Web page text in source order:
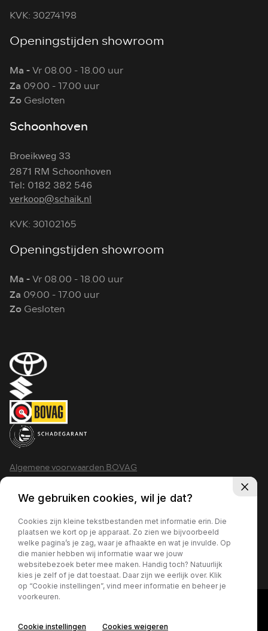
KVK: 30274198
Openingstijden showroom
Ma -Vr 08.00 - 18.00 uur
Za 09.00 - 17.00 uur
Zo Gesloten
Schoonhoven
Broeikweg 33
2871 RM Schoonhoven
Tel: 0182 382 546
verkoop@schaik.nl
KVK: 30102165
Openingstijden showroom
Ma -Vr 08.00 - 18.00 uur
Za 09.00 - 17.00 uur
Zo Gesloten
Algemene voorwaarden BOVAG
2026 - Krimpen aan den IJssel
We gebruiken cookies, wil je dat?
Cookies zijn kleine tekstbestanden met informatie erin. Die
plaatsen we kort op je apparaat. Zo zien we bijvoorbeeld
welke pagina’s je zag, waar je afhaakte en wat je invulde. Op
die manier hebben wij informatie waar we jouw
websitebezoek beter mee maken. Handig toch? Natuurlijk
kies je zelf of je dat toestaat. Daar zijn we eerlijk over. Klik
op “Cookie instellingen”, vind meer informatie en beheer je
voorkeuren.
Cookie instellingen Cookies weigeren